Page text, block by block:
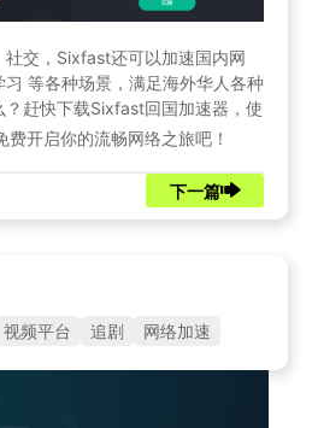
交，Sixfast还可以加速国内网
等各种场景，满足海外华人各种
？赶快下载Sixfast回国加速器，使
费开启你的流畅网络之旅吧！
下一篇
视频平台 追剧 网络加速